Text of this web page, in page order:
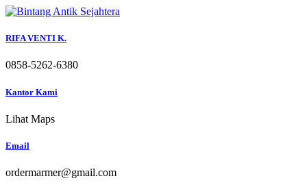
Skip
content
RIFA VENTI K.
0858-5262-6380
Kantor Kami
Lihat Maps
Email
ordermarmer@gmail.com